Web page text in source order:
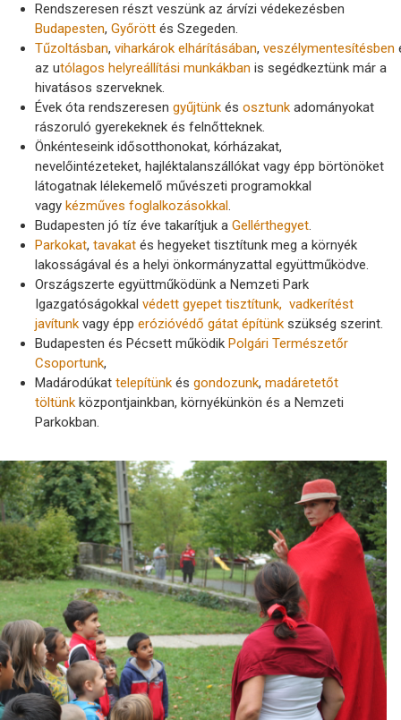
Rendszeresen részt veszünk az árvízi védekezésben
Budapesten, Győröttés Szegeden.
Tűzoltásban, viharkárok elhárításában, veszélymentesítésben
az utólagos helyreállítási munkákban is segédkeztünk már a
hivatásos szerveknek.
Évek óta rendszeresen gyűjtünkés osztunkadományokat
rászoruló gyerekeknek és felnőtteknek.
Önkénteseink idősotthonokat, kórházakat,
nevelőintézeteket, hajléktalanszállókat vagy épp börtönöket
látogatnak lélekemelő művészeti programokkal
vagy kézműves foglalkozásokkal.
Budapesten jó tíz éve takarítjuk a Gellérthegyet.
Parkokat, tavakatés hegyeket tisztítunk meg a környék
lakosságával és a helyi önkormányzattal együttműködve.
Országszerte együttműködünk a Nemzeti Park
Igazgatóságokkal védett gyepet tisztítunk, vadkerítést
javítunkvagy épp erózióvédő gátat építünkszükség szerint.
Budapesten és Pécsett működik Polgári Természetőr
Csoportunk,
Madárodúkat telepítünkés gondozunk, madáretetőt
töltünkközpontjainkban, környékünkön és a Nemzeti
Parkokban.